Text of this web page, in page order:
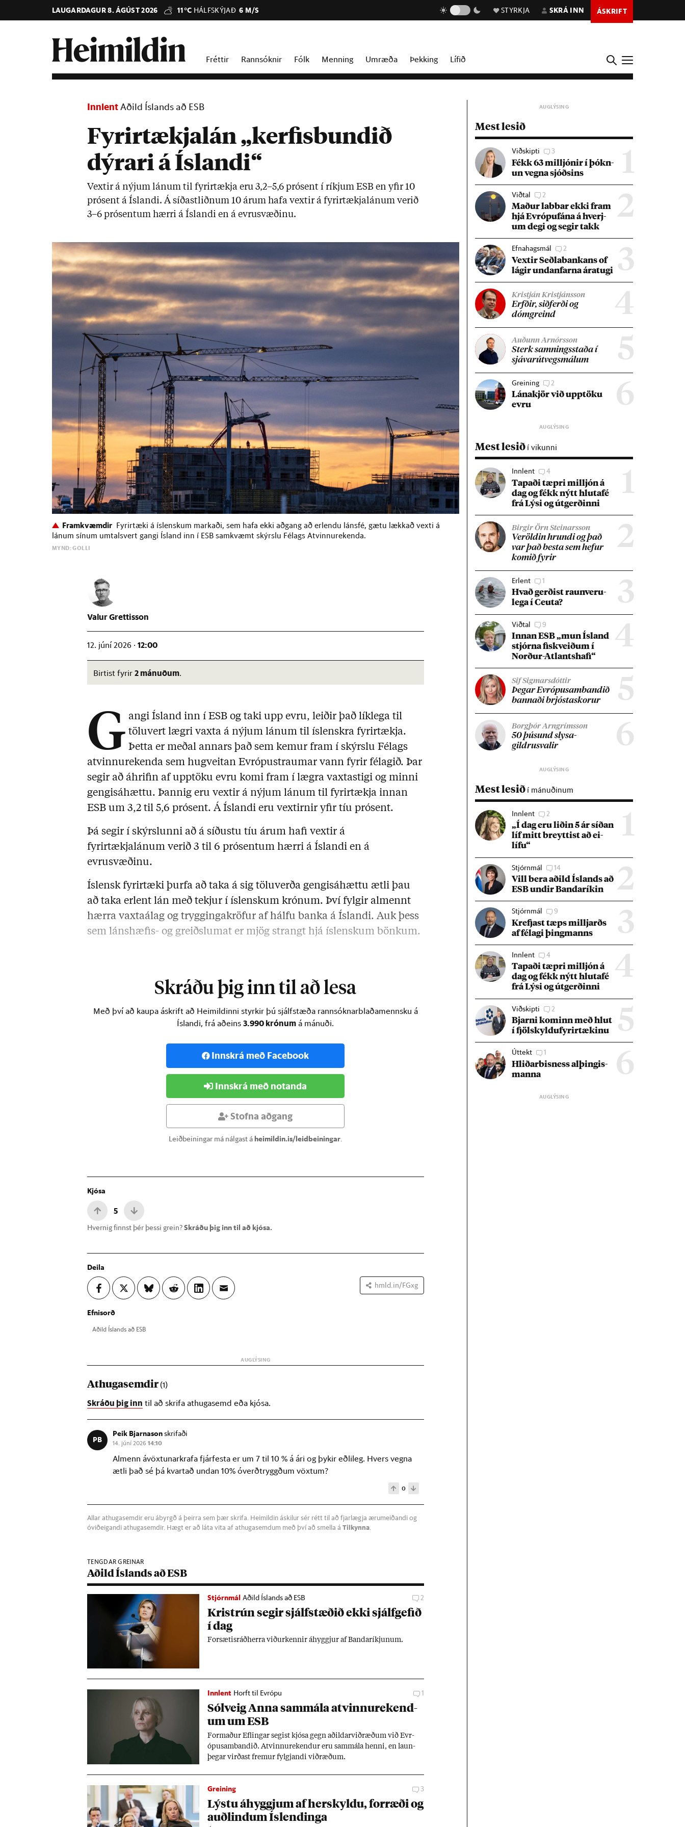
LAUGARDAGUR 8. ÁGÚST 2026 11°C HÁLFSKÝJAÐ 6 M/S STYRKJA SKRÁ INN ÁSKRIFT
Fréttir Rannsóknir Fólk Menning Umræða Þekking Lífið
InnlentAðild Íslands að ESB
Fyrirtækjalán „kerfisbundið
dýrari á Íslandi“
Vext­ir á nýj­um lán­um til fyr­ir­tækja eru 3,2–5,6 pró­sent í ríkj­um ESB en yf­ir 10
pró­sent á Ís­landi. Á síð­ast­liðn­um 10 ár­um hafa vext­ir á fyr­ir­tækjalán­um ver­ið
3–6 pró­sent­um hærri á Ís­landi en á evru­svæð­inu.
Framkvæmdir Fyrirtæki á íslenskum markaði, sem hafa ekki aðgang að erlendu lánsfé, gætu lækkað vexti á
lánum sínum umtalsvert gangi Ísland inn í ESB samkvæmt skýrslu Félags Atvinnurekenda.
MYND: GOLLI
Valur Grettisson
12. júní 2026 ·12:00
Birtist fyrir2 mánuðum.
G angi Ísland inn í ESB og taki upp evru, leiðir það líklega til
töluvert lægri vaxta á nýjum lánum til íslenskra fyrirtækja.
Þetta er meðal annars það sem kemur fram í skýrslu Félags
atvinnurekenda sem hugveitan Evrópustraumar vann fyrir félagið. Þar
segir að áhrifin af upptöku evru komi fram í lægra vaxtastigi og minni
gengisáhættu. Þannig eru vextir á nýjum lánum til fyrirtækja innan
ESB um 3,2 til 5,6 prósent. Á Íslandi eru vextirnir yfir tíu prósent.
Þá segir í skýrslunni að á síðustu tíu árum hafi vextir á
fyrirtækjalánum verið 3 til 6 prósentum hærri á Íslandi en á
evrusvæðinu.
Íslensk fyrirtæki þurfa að taka á sig töluverða gengisáhættu ætli þau
að taka erlent lán með tekjur í íslenskum krónum. Því fylgir almennt
hærra vaxtaálag og tryggingakröfur af hálfu banka á Íslandi. Auk þess
sem lánshæfis- og greiðslumat er mjög strangt hjá íslenskum bönkum.
Skráðu þig inn til að lesa
Með því að kaupa áskrift að Heimildinni styrkir þú sjálfstæða rannsóknarblaðamennsku á
Íslandi, frá aðeins3.990 krónum á mánuði.
Innskrá með Facebook
Innskrá með notanda
Stofna aðgang
Leiðbeiningar má nálgast áheimildin.is/leidbeiningar.
Kjósa
5
Hvernig finnst þér þessi grein?Skráðu þig inn til að kjósa.
Deila
hmld.in/FGxg
Efnisorð
Að­ild Ís­lands að ESB
Athugasemdir(1)
Skráðu þig inn til að skrifa athugasemd eða kjósa.
PB
Peik Bjarnasonskrifaði
14. júní 202614:10
Almenn ávöxtunarkrafa fjárfesta er um 7 til 10 % á ári og þykir eðlileg. Hvers vegna
ætli það sé þá kvartað undan 10% óverðtryggðum vöxtum?
0
Allar athugasemdir eru ábyrgð á þeirra sem þær skrifa. Heimildin áskilur sér rétt til að fjarlægja ærumeiðandi og
óviðeigandi athugasemdir. Hægt er að láta vita af athugasemdum með því að smella áTilkynna
TENGDAR GREINAR
Aðild Íslands að ESB
Stjórnmál Aðild Íslands að ESB 2
Kristrún seg­ir sjálf­stæð­ið ekki sjálf­gef­ið
í dag
For­sæt­is­ráð­herra við­ur­kenn­ir áhyggj­ur af Banda­ríkj­un­um.
Innlent Horft til Evrópu 1
Sól­veig Anna sam­mála at­vinnu­rek­end­
um um ESB
Formað­ur Efl­ing­ar seg­ist kjósa gegn að­ild­ar­við­ræð­um við Evr­
ópu­sam­band­ið. At­vinnu­rek­end­ur eru sam­mála henni, en laun­
þeg­ar virð­ast frem­ur fylgj­andi við­ræð­um.
Greining 3
Lýstu áhyggj­um af her­skyldu, for­ræði og
auð­lind­um Ís­lend­inga
Mest lesið
1
Viðskipti 3
Fékk 63 millj­ón­ir í þókn­
un vegna sjóðs­ins
2
Viðtal 2
Mað­ur labb­ar ekki fram
hjá Evr­ópuf­ána á hverj­
um degi og seg­ir takk
3
Efnahagsmál 2
Vext­ir Seðla­bank­ans of
lág­ir und­an­farna ára­tugi
4
Kristján Kristjánsson
Erfð­ir, sið­ferði og
dómgreind
5
Auðunn Arnórsson
Sterk samn­ings­staða í
sjáv­ar­út­vegs­mál­um
6
Greining 2
Lána­kjör við upp­töku
evru
Mest lesið í vikunni
1
Innlent 4
Tap­aði tæpri millj­ón á
dag og fékk nýtt hluta­fé
frá Lýsi og út­gerð­inni
2
Birgir Örn Steinarsson
Ver­öld­in hrundi og það
var það besta sem hef­ur
kom­ið fyr­ir
3
Erlent 1
Hvað gerð­ist raun­veru­
lega í Ceuta?
4
Viðtal 9
Inn­an ESB „mun Ís­land
stjórna fisk­veið­um í
Norð­ur-Atlants­hafi“
5
Sif Sigmarsdóttir
Þeg­ar Evr­ópu­sam­band­ið
bann­aði brjósta­skor­ur
6
Borgþór Arngrímsson
50 þús­und slysa­
gildrusval­ir
Mest lesið í mánuðinum
1
Innlent 2
„Í dag eru lið­in 5 ár síð­an
líf mitt breytt­ist að ei­
lífu“
2
Stjórnmál 14
Vill bera að­ild Ís­lands að
ESB und­ir Banda­rík­in
3
Stjórnmál 9
Krefjast tæps millj­arðs
af fé­lagi þing­manns
4
Innlent 4
Tap­aði tæpri millj­ón á
dag og fékk nýtt hluta­fé
frá Lýsi og út­gerð­inni
5
Viðskipti 2
Bjarni kom­inn með hlut
í fjöl­skyldu­fyr­ir­tæk­inu
6
Úttekt 1
Hlið­ar­bis­ness al­þing­is­
manna